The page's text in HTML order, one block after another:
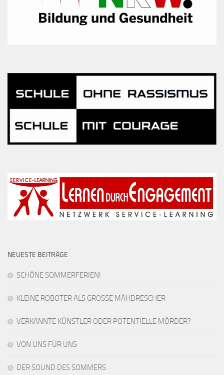
NEUESTE BEITRÄGE
SCHÖNE SOMMERFERIEN!
KLEINE ROBOTER ALS GROSSE MÄHDRESCHER
VERKANNTE KÜNSTLER ODER POTENTIELLE MÖRDER?
VON UNS FÜR UNS
DER SOUND DES SOMMERS